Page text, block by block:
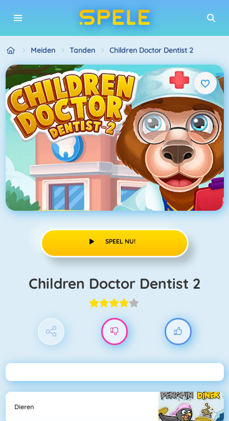
Meiden Tanden Children Doctor Dentist 2
SPEEL NU!
Children Doctor Dentist 2
Dieren